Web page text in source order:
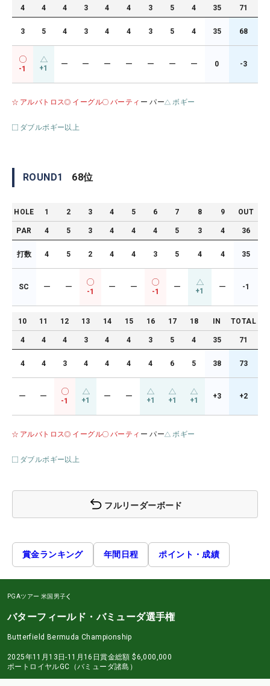
4 4 4 3 4 4 3 5 4 35 71
3 5 4 3 4 4 3 5 4 35 68
-1 +1 ー ー ー ー ー ー ー 0 -3
アルバトロス イーグル バーティ ー パー ボギー
ダブルボギー以上
ROUND1 68位
HOLE 1 2 3 4 5 6 7 8 9 OUT
PAR 4 5 3 4 4 4 5 3 4 36
打数 4 5 2 4 4 3 5 4 4 35
SC ー ー
-1
ー ー
-1
ー +1 ー -1
10 11 12 13 14 15 16 17 18 IN TOTAL
4 4 4 3 4 4 3 5 4 35 71
4 4 3 4 4 4 4 6 5 38 73
ー ー
-1 +1 ー ー +1 +1 +1 +3 +2
アルバトロス イーグル バーティ ー パー ボギー
ダブルボギー以上
フルリーダーボード
賞金ランキング 年間日程 ポイント・成績
PGAツアー 米国男子
バターフィールド・バミューダ選手権
Butterfield Bermuda Championship
2025年11月13日-11月16日賞金総額 $6,000,000
ポートロイヤルGC（バミューダ諸島）